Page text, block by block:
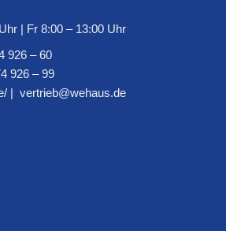
| Fr 8:00 – 13:00 Uhr
926 – 60
926 – 99
| vertrieb@wehaus.de